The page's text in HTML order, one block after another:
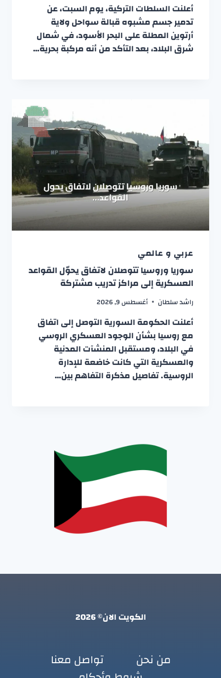
أعلنت السلطات التركية، يوم السبت، عن
تدمير جسم مشبوه قبالة سواحل ولاية
أرتوين المطلة على البحر الأسود، في شمال
شرق البلاد، بعد التأكد من أنه مركبة بحرية…
عربي و عالمي
سوريا وروسيا تتوصلان لاتفاق يحوّل القواعد
العسكرية إلى مراكز تدريب مشتركة
راشد سلطان أغسطس 9, 2026
أعلنت الحكومة السورية التوصل إلى اتفاق
مع روسيا بشأن الوجود العسكري الروسي
في البلاد، ومستقبل المنشآت المدنية
والعسكرية التي كانت خاضعة للإدارة
الروسية. تفاصيل مذكرة التفاهم بين…
الكويت الان© 2026
من نحن
تواصل معنا